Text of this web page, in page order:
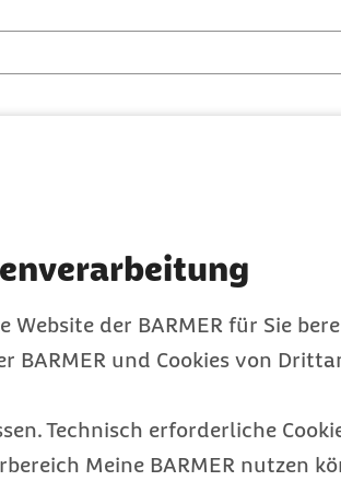
Website der BARMER für Sie
BARMER und Cookies von
Technisch erforderliche
Meine BARMER nutzen